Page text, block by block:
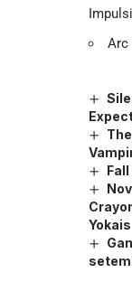
Arc
Yokais